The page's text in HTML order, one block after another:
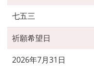
七五三
祈願希望日
2026年7月31日